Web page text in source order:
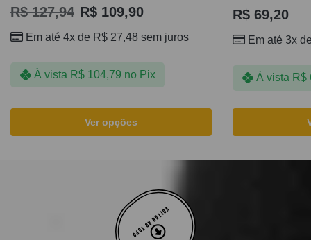
R$127,94 R$ 109,90
Em até 4x de R$ 27,48 sem juros
À vista R$104,79 no Pix
Ver opções
R$ 69,20
Em até 3x
À vista R$
VOLTAR AO TOPO